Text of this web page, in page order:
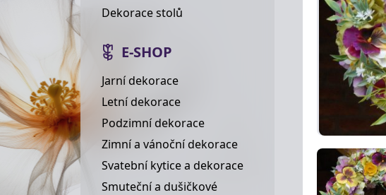
Dekorace stolů
E-SHOP
Jarní dekorace
Letní dekorace
Podzimní dekorace
Zimní a vánoční dekorace
Svatební kytice a dekorace
Smuteční a dušičkové